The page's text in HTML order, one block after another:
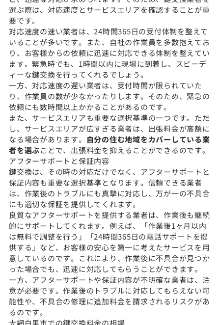
選ぶ際は、対応速度とサービスエリアを確認することが重
要です。
対応速度の速い業者は、24時間365日の受付体制を整えて
いることが多いです。また、自社の作業員を多数抱えてお
り、お客様からの依頼に迅速に対応できる体制を整えてい
ます。緊急時でも、1時間以内に現場に到着し、スピーデ
ィーな鍵交換を行ってくれるでしょう。
一方、対応速度の遅い業者は、受付時間が限られていた
り、作業員の数が少なかったりします。そのため、緊急の
依頼にも数時間以上かかることがあるのです。
また、サービスエリアも重要な選択基準の一つです。ただ
し、サービスエリアが広すぎる業者は、出張料金が高額に
なる場合があります。 自分の住む地域をカバーしている業
者を選ぶことで、出張料金を抑えることができるのです。
アフターサポートと保証内容
鍵交換は、その時の対応だけでなく、アフターサポートと
保証内容も重要な選択基準となります。信頼できる業者
は、作業後のトラブルにも真摯に対応し、万が一の不具合
にも適切な保証を提供してくれます。
良質なアフターサポートを提供する業者は、作業後も継続
的にサポートしてくれます。例えば、「作業後1ヶ月以内
は無料で調整を行う」「24時間365日の電話サポートを提
供する」など、お客様の安心を第一に考えたサービスを用
意しているのです。これにより、作業後に不具合が見つか
った場合でも、迅速に対応してもらうことができます。
一方、アフターサポートや保証内容が不明確な業者は、注
意が必要です。作業後のトラブルに対応してもらえない可
能性や、不具合の修理に追加料金を請求されるリスクがあ
るのです。
大網白里市での鍵交換料金の相場